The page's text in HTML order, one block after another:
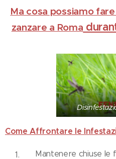
Ma cosa possiamo
zanzare a Roma
Come Affrontare le
Mantenere chiuse le